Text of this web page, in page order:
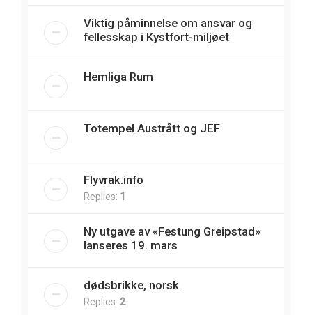
Viktig påminnelse om ansvar og
fellesskap i Kystfort-miljøet
Hemliga Rum
Totempel Austrått og JEF
Flyvrak.info
Replies: 1
Ny utgave av «Festung Greipstad»
lanseres 19. mars
dødsbrikke, norsk
Replies: 2